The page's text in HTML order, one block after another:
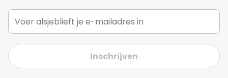
Inschrijven